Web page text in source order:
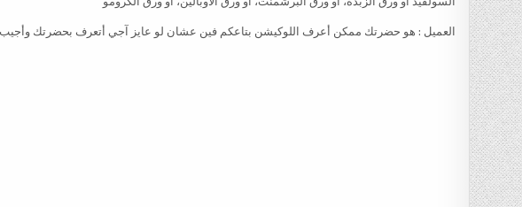
العميل : هو حضرتك ممكن أعرف اللوكيشن بتاعكم فين عشان لو عايز آجي أتعرف بحضرتك وأجيب